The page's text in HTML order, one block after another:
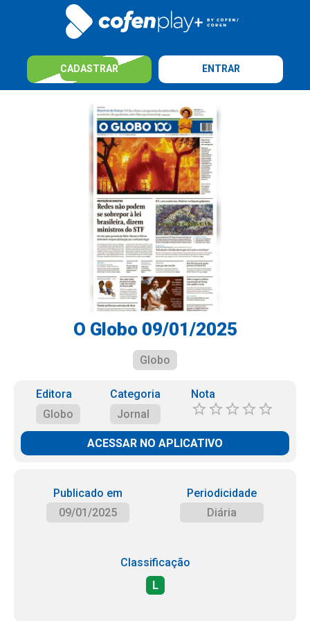
CADASTRAR ENTRAR
O Globo 09/01/2025
Globo
Editora
Globo
Categoria
Jornal
Nota
ACESSAR NO APLICATIVO
Publicado em
09/01/2025
Periodicidade
Diária
Classificação
L